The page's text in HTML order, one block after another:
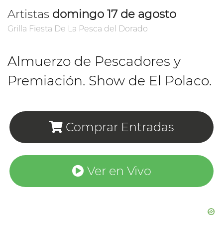
Artistas domingo 17 de agosto
Grilla Fiesta De La Pesca del Dorado
Almuerzo de Pescadores y
Premiación. Show de El Polaco.
Comprar Entradas
Ver en Vivo